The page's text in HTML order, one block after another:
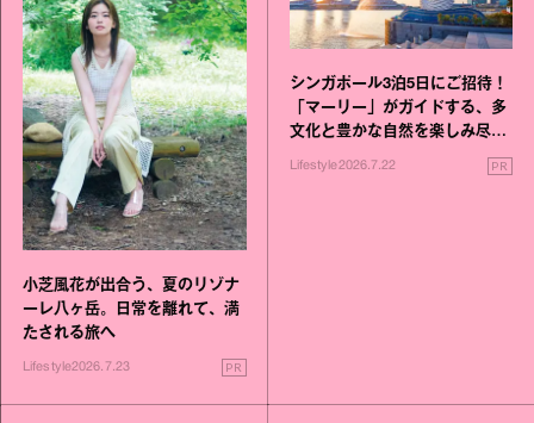
小芝風花が出合う、夏のリゾナ
ーレ八ヶ岳。日常を離れて、満
たされる旅へ
Lifestyle2026.7.23 PR
シンガポール3泊5日にご招待！
「マーリー」がガイドする、多
文化と豊かな自然を楽しみ尽く
す旅
Lifestyle2026.7.22 PR